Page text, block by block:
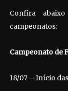
Confira
campeonatos:
Campeonato de
18/07 – Início